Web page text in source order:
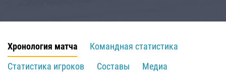
Хронология матча
Командная статистика
Статистика игроков
Составы
Медиа